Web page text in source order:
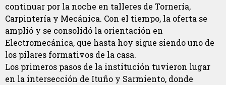
continuar por la noche en talleres de Tornería,
Carpintería y Mecánica. Con el tiempo, la oferta se
amplió y se consolidó la orientación en
Electromecánica, que hasta hoy sigue siendo uno de
los pilares formativos de la casa.
Los primeros pasos de la institución tuvieron lugar
en la intersección de Ituño y Sarmiento, donde